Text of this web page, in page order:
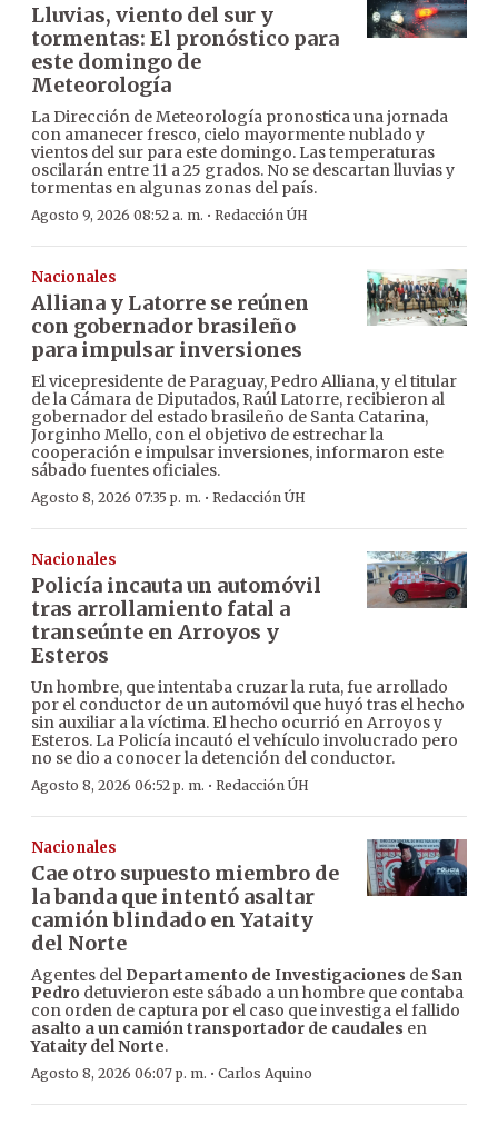
Lluvias, viento del sur y
tormentas: El pronóstico para
este domingo de
Meteorología
La Dirección de Meteorología pronostica una jornada
con amanecer fresco, cielo mayormente nublado y
vientos del sur para este domingo. Las temperaturas
oscilarán entre 11 a 25 grados. No se descartan lluvias y
tormentas en algunas zonas del país.
Agosto 9, 2026 08:52 a. m. · Redacción ÚH
Nacionales
Alliana y Latorre se reúnen
con gobernador brasileño
para impulsar inversiones
El vicepresidente de Paraguay, Pedro Alliana, y el titular
de la Cámara de Diputados, Raúl Latorre, recibieron al
gobernador del estado brasileño de Santa Catarina,
Jorginho Mello, con el objetivo de estrechar la
cooperación e impulsar inversiones, informaron este
sábado fuentes oficiales.
Agosto 8, 2026 07:35 p. m. · Redacción ÚH
Nacionales
Policía incauta un automóvil
tras arrollamiento fatal a
transeúnte en Arroyos y
Esteros
Un hombre, que intentaba cruzar la ruta, fue arrollado
por el conductor de un automóvil que huyó tras el hecho
sin auxiliar a la víctima. El hecho ocurrió en Arroyos y
Esteros. La Policía incautó el vehículo involucrado pero
no se dio a conocer la detención del conductor.
Agosto 8, 2026 06:52 p. m. · Redacción ÚH
Nacionales
Cae otro supuesto miembro de
la banda que intentó asaltar
camión blindado en Yataity
del Norte
Agentes del Departamento de Investigaciones de San
Pedro detuvieron este sábado a un hombre que contaba
con orden de captura por el caso que investiga el fallido
asalto a un camión transportador de caudales en
Yataity del Norte.
Agosto 8, 2026 06:07 p. m. · Carlos Aquino